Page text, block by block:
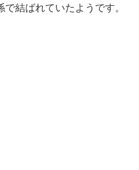
結ばれていたようです。